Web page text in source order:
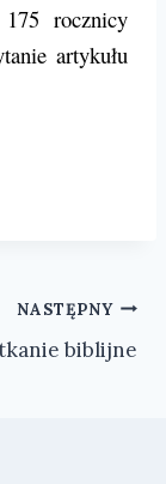
rocznicy
artykułu
NASTĘPNY
biblijne